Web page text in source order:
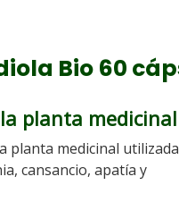
Bio 60
planta medicinal
planta medicinal utilizada
cansancio, apatía y